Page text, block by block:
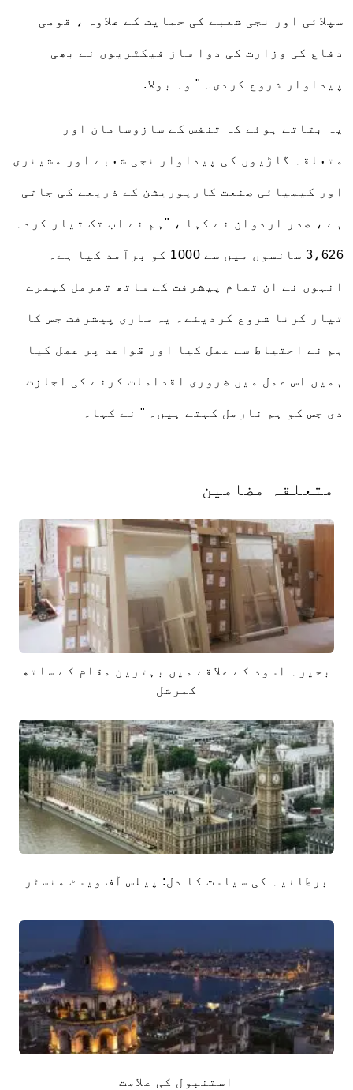
سپلائی اور نجی شعبے کی حمایت کے علاوہ ، قومی
دفاع کی وزارت کی دوا ساز فیکٹریوں نے بھی
پیداوار شروع کردی۔ " وہ بولا.
یہ بتاتے ہوئے کہ تنفس کے سازوسامان اور
متعلقہ گاڑیوں کی پیداوار نجی شعبے اور مشینری
اور کیمیائی صنعت کارپوریشن کے ذریعے کی جاتی
ہے ، صدر اردوان نے کہا ، "ہم نے اب تک تیار کردہ
3،626 سانسوں میں سے 1000 کو برآمد کیا ہے۔
انہوں نے ان تمام پیشرفت کے ساتھ تھرمل کیمرے
تیار کرنا شروع کردیئے۔ یہ ساری پیشرفت جس کا
ہم نے احتیاط سے عمل کیا اور قواعد پر عمل کیا
ہمیں اس عمل میں ضروری اقدامات کرنے کی اجازت
دی جس کو ہم نارمل کہتے ہیں۔ " نے کہا۔
متعلقہ مضامین
بحیرہ اسود کے علاقے میں بہترین مقام کے ساتھ
کمرشل
برطانیہ کی سیاست کا دل: پیلس آف ویسٹ منسٹر
استنبول کی علامت